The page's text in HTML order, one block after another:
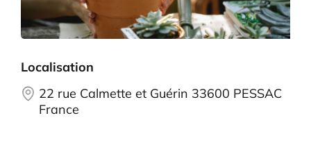
Localisation
22 rue Calmette et Guérin 33600 PESSAC
France